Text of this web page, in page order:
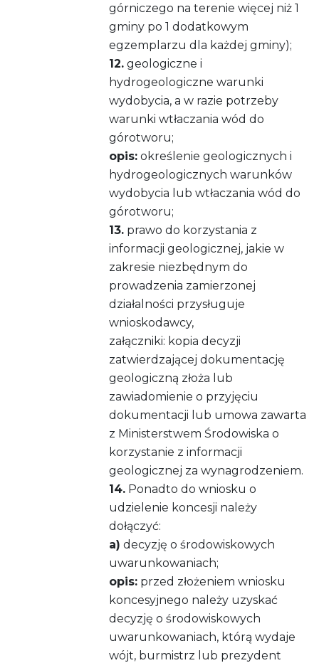
górniczego na terenie więcej niż 1
gminy po 1 dodatkowym
egzemplarzu dla każdej gminy);
12. geologiczne i
hydrogeologiczne warunki
wydobycia, a w razie potrzeby
warunki wtłaczania wód do
górotworu;
opis: określenie geologicznych i
hydrogeologicznych warunków
wydobycia lub wtłaczania wód do
górotworu;
13. prawo do korzystania z
informacji geologicznej, jakie w
zakresie niezbędnym do
prowadzenia zamierzonej
działalności przysługuje
wnioskodawcy,
załączniki: kopia decyzji
zatwierdzającej dokumentację
geologiczną złoża lub
zawiadomienie o przyjęciu
dokumentacji lub umowa zawarta
z Ministerstwem Środowiska o
korzystanie z informacji
geologicznej za wynagrodzeniem.
14. Ponadto do wniosku o
udzielenie koncesji należy
dołączyć:
a) decyzję o środowiskowych
uwarunkowaniach;
opis: przed złożeniem wniosku
koncesyjnego należy uzyskać
decyzję o środowiskowych
uwarunkowaniach, którą wydaje
wójt, burmistrz lub prezydent